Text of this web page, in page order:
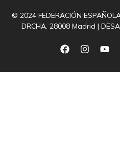
© 2024 FEDERACIÓN
DRCHA. 28008 Madrid |